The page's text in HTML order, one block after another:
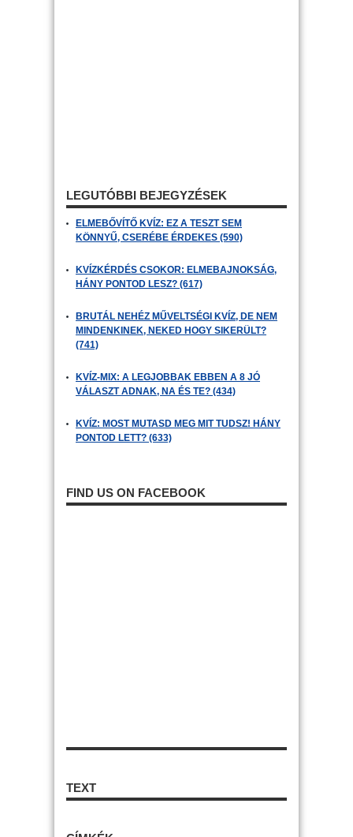
LEGUTÓBBI BEJEGYZÉSEK
ELMEBŐVÍTŐ KVÍZ: EZ A TESZT SEM
KÖNNYŰ, CSERÉBE ÉRDEKES (590)
KVÍZKÉRDÉS CSOKOR: ELMEBAJNOKSÁG,
HÁNY PONTOD LESZ? (617)
BRUTÁL NEHÉZ MŰVELTSÉGI KVÍZ, DE NEM
MINDENKINEK, NEKED HOGY SIKERÜLT?
(741)
KVÍZ-MIX: A LEGJOBBAK EBBEN A 8 JÓ
VÁLASZT ADNAK, NA ÉS TE? (434)
KVÍZ: MOST MUTASD MEG MIT TUDSZ! HÁNY
PONTOD LETT? (633)
FIND US ON FACEBOOK
TEXT